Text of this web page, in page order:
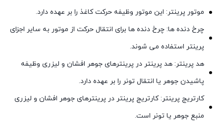
موتور پرینتر: این موتور وظیفه حرکت کاغذ را بر عهده دارد.
چرخ دنده ها: چرخ دنده ها برای انتقال حرکت از موتور به سایر اجزای
پرینتر استفاده می شوند.
هد پرینتر: هد پرینتر در پرینترهای جوهر افشان و لیزری وظیفه
پاشیدن جوهر یا انتقال تونر را بر عهده دارد.
کارتریج پرینتر: کارتریج پرینتر در پرینترهای جوهر افشان و لیزری
منبع جوهر یا تونر است.